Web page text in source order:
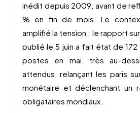
inédit depuis 2009, avant de
% en fin de mois. Le
amplifié la tension : le rapport
publié le 5 juin a fait état de
postes en mai, très au-
attendus, relançant les paris
monétaire et déclenchant un
obligataires mondiaux.